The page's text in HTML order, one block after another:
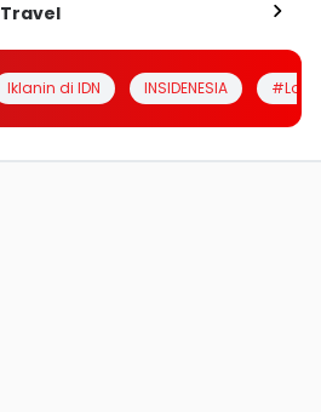
Travel
Iklanin di IDN INSIDENESIA